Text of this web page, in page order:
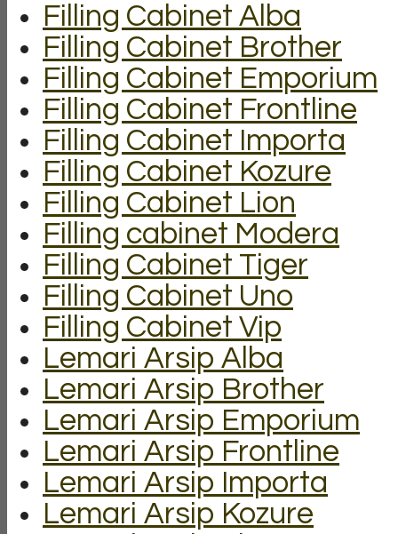
Filling Cabinet Alba
Filling Cabinet Brother
Filling Cabinet Emporium
Filling Cabinet Frontline
Filling Cabinet Importa
Filling Cabinet Kozure
Filling Cabinet Lion
Filling cabinet Modera
Filling Cabinet Tiger
Filling Cabinet Uno
Filling Cabinet Vip
Lemari Arsip Alba
Lemari Arsip Brother
Lemari Arsip Emporium
Lemari Arsip Frontline
Lemari Arsip Importa
Lemari Arsip Kozure